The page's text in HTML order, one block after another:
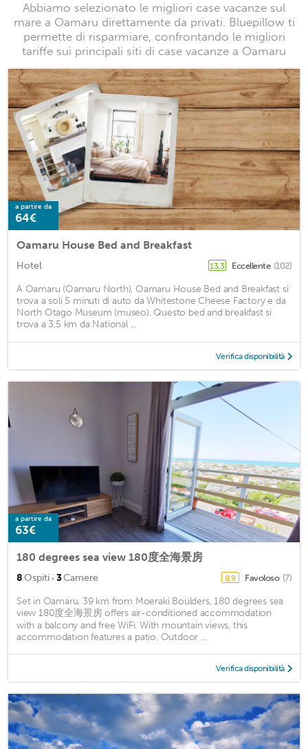
Abbiamo selezionato le migliori case vacanze sul
mare a Oamaru direttamente da privati. Bluepillow ti
permette di risparmiare, confrontando le migliori
tariffe sui principali siti di case vacanze a Oamaru
a partire da
64€
Oamaru House Bed and Breakfast
Hotel 13,3 Eccellente (102)
A Oamaru (Oamaru North), Oamaru House Bed and Breakfast si
trova a soli 5 minuti di auto da Whitestone Cheese Factory e da
North Otago Museum (museo). Questo bed and breakfast si
trova a 3,5 km da National ...
Verifica disponibilità
a partire da
63€
180 degrees sea view 180度全海景房
8Ospiti · 3Camere 8,9 Favoloso (7)
Set in Oamaru, 39 km from Moeraki Boulders, 180 degrees sea
view 180度全海景房 offers air-conditioned accommodation
with a balcony and free WiFi. With mountain views, this
accommodation features a patio. Outdoor ...
Verifica disponibilità